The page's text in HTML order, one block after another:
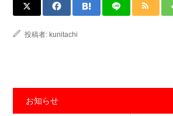
投稿者: kunitachi
お知らせ